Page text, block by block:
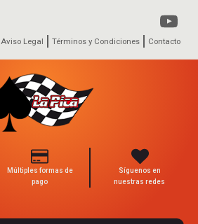
Aviso Legal Términos y Condiciones Contacto
Múltiples formas de
pago
Síguenos en
nuestras redes